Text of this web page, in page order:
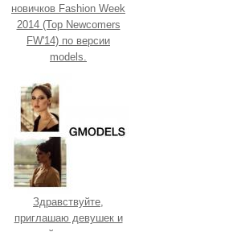
новичков Fashion Week
2014 (Top Newcomers
FW'14) по версии
models.
Здравствуйте,
приглашаю девушек и